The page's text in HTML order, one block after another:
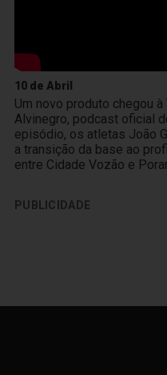
10 de Abril
Um novo produto chegou
Alvinegro, podcast oficial
episódio, os atletas João
a transição da base ao
entre Cidade Vozão e
PUBLICIDADE